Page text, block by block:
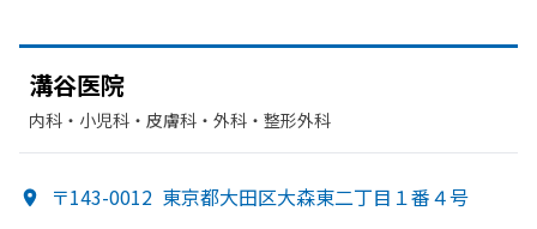
溝谷医院
内科・​小児科・​皮膚科・​外科・​整形外科
〒143-0012 東京都大田区大森東二丁目１番４号